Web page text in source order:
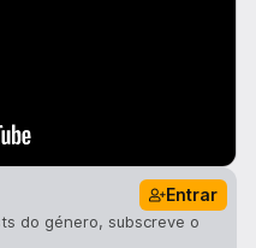
Entrar
do género, subscreve o